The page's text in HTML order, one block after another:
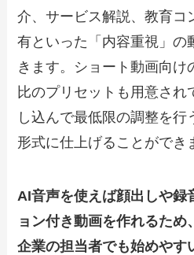
介、サービス解説、教育コ
有といった「内容重視」の
きます。ショート動画向け
比のプリセットも用意され
し込んで最低限の調整を行
形式に仕上げることができ
AI音声を使えば顔出しや録
ョン付き動画を作れるた
企業の担当者でも始めやす